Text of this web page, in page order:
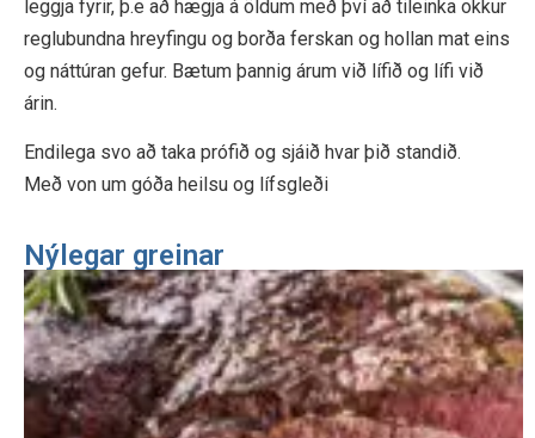
leggja fyrir, þ.e að hægja á öldum með því að tileinka okkur
reglubundna hreyfingu og borða ferskan og hollan mat eins
og náttúran gefur. Bætum þannig árum við lífið og lífi við
árin.
Endilega svo að taka prófið og sjáið hvar þið standið.
Með von um góða heilsu og lífsgleði
Nýlegar greinar